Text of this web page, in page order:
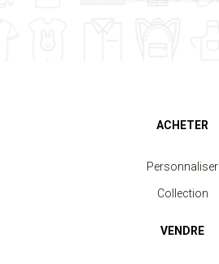
ACHETER
Personnaliser
Collection
VENDRE